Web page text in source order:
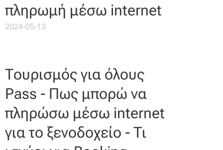
πληρωμή μέσω internet
2024-05-13
Τουρισμός για όλους
Pass - Πως μπορώ να
πληρώσω μέσω internet
για το ξενοδοχείο - Τι